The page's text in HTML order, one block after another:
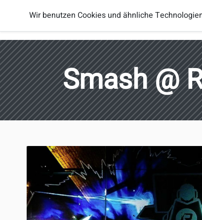
Smash
Brothers
Spieler Regionen
Smash @
Wir benutzen Cookies und ähnliche